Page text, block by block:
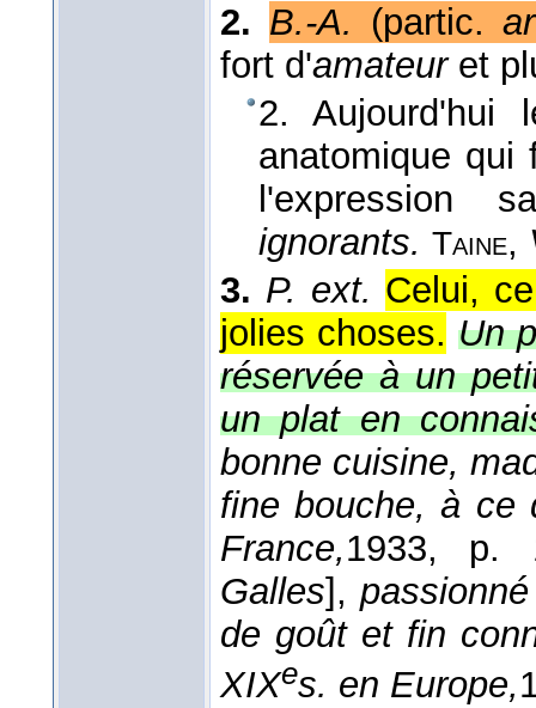
2. B.-A. (partic.
fort d'amateuret
2. Aujourd'hui
anatomique
l'expression
ignorants. Taine,
3. P. ext. Celui,
jolies choses. Un
réservée à un
un plat en
bonne cuisine,
fine bouche, à ce
France,1933, p.
Galles],
de goût et fin
XIXes. en Europe,